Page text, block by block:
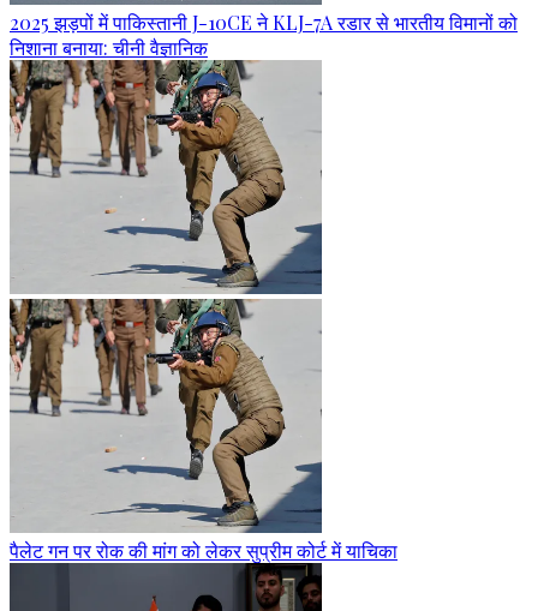
2025 झड़पों में पाकिस्तानी J-10CE ने KLJ-7A रडार से भारतीय विमानों को
निशाना बनाया: चीनी वैज्ञानिक
पैलेट गन पर रोक की मांग को लेकर सुप्रीम कोर्ट में याचिका